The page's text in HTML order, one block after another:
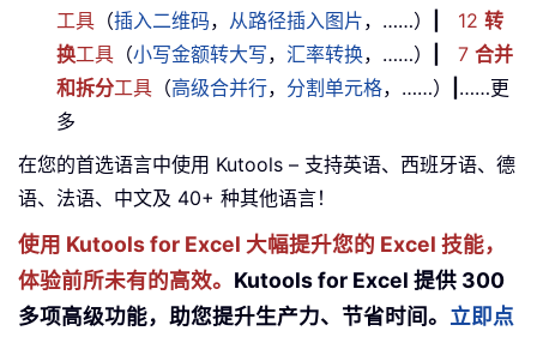
工具 （插入二维码， 从路径插入图片，……） 12 转
换工具 （小写金额转大写， 汇率转换，……） 7 合并
和拆分工具 （高级合并行， 分割单元格，……）
……更
多
在您的首选语言中使用 Kutools – 支持英语、西班牙语、德
语、法语、中文及 40+ 种其他语言！
使用 Kutools for Excel 大幅提升您的 Excel 技能，
体验前所未有的高效。 Kutools for Excel 提供 300
多项高级功能，助您提升生产力、节省时间。 立即点